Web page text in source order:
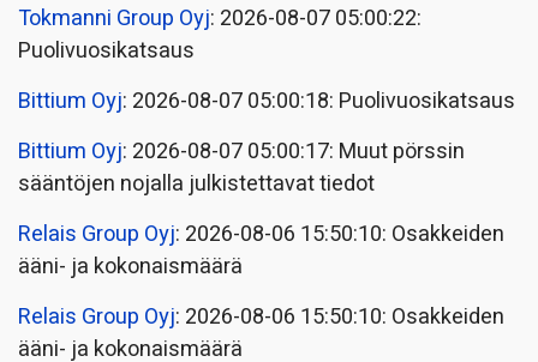
Tokmanni Group Oyj: 2026-08-07 05:00:22:
Puolivuosikatsaus
Bittium Oyj: 2026-08-07 05:00:18: Puolivuosikatsaus
Bittium Oyj: 2026-08-07 05:00:17: Muut pörssin
sääntöjen nojalla julkistettavat tiedot
Relais Group Oyj: 2026-08-06 15:50:10: Osakkeiden
ääni- ja kokonaismäärä
Relais Group Oyj: 2026-08-06 15:50:10: Osakkeiden
ääni- ja kokonaismäärä